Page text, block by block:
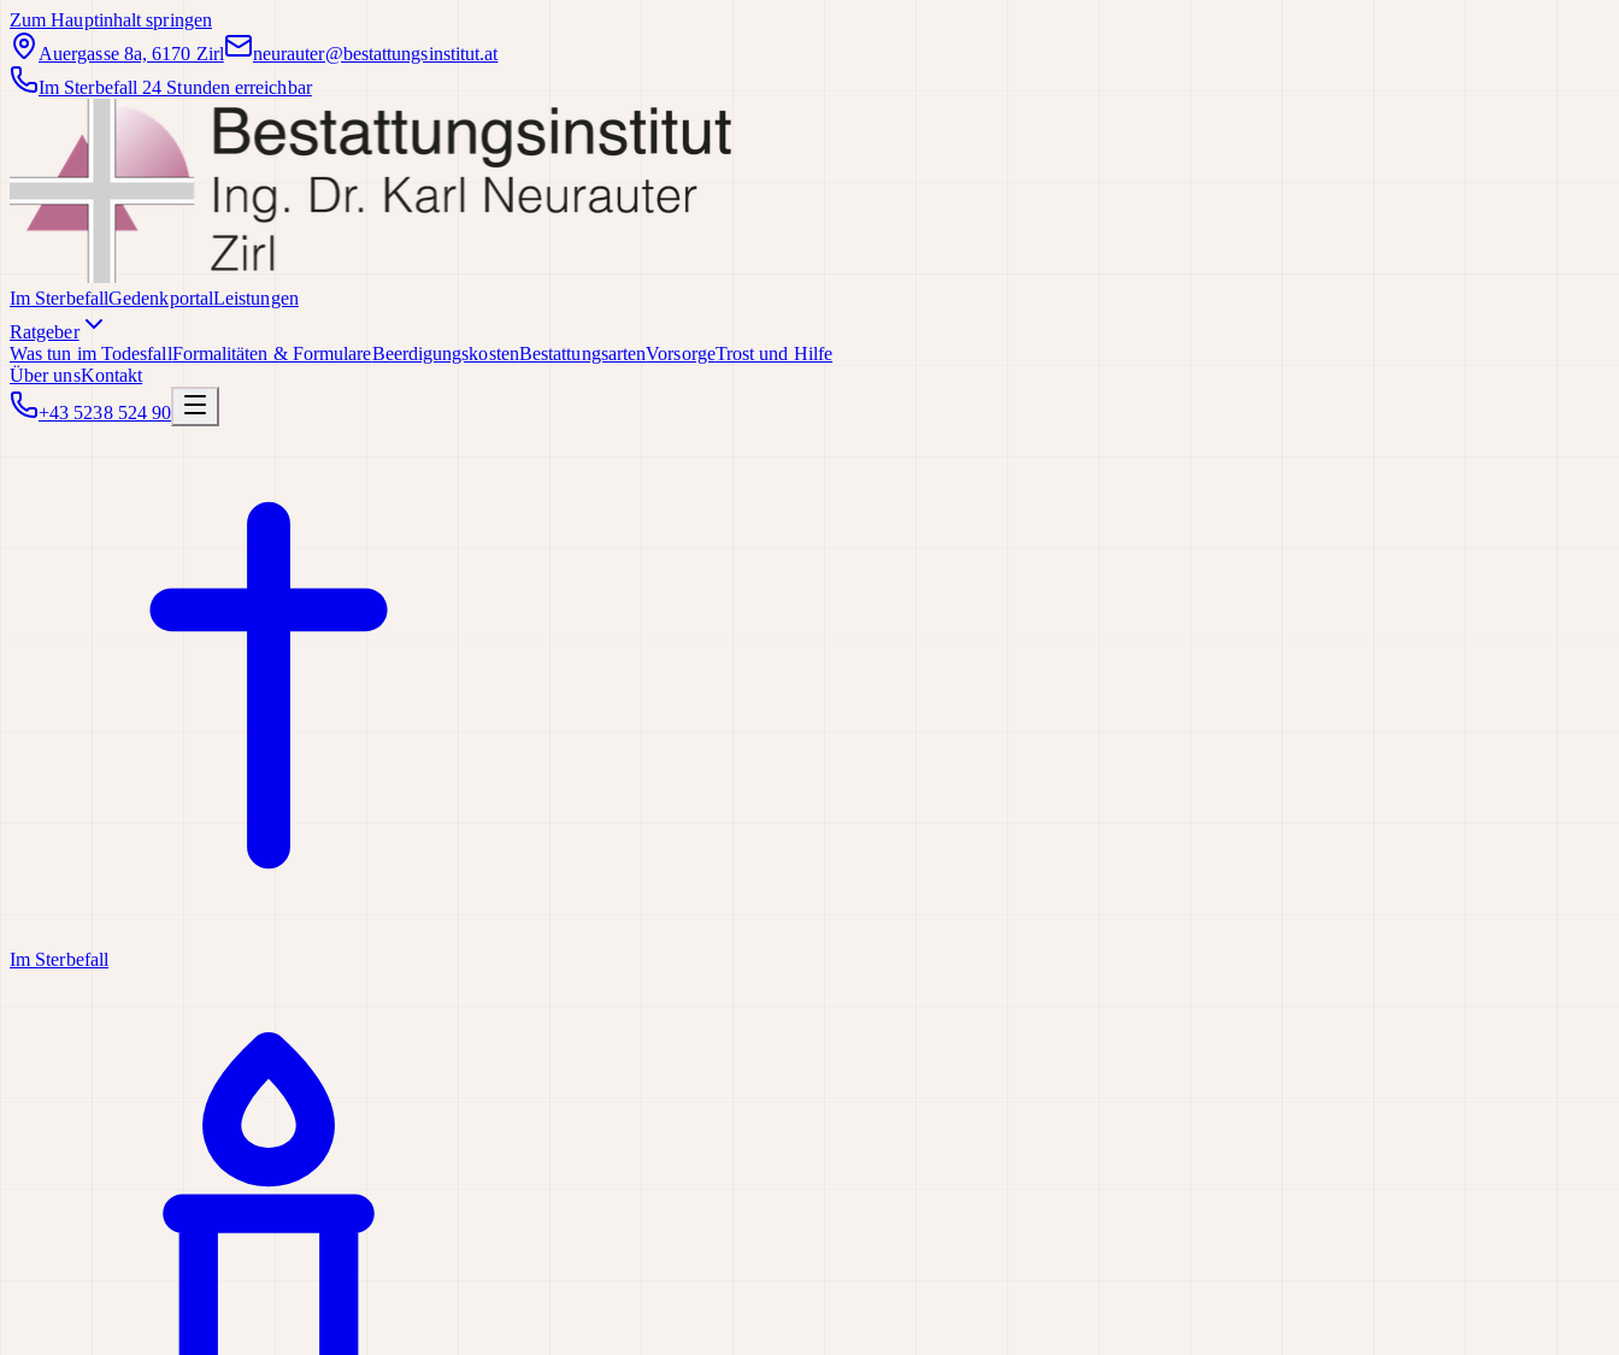
Zum Hauptinhalt springen
Auergasse 8a, 6170 Zirl
neurauter@bestattungsinstitut.at
Im Sterbefall 24 Stunden erreichbar
Im SterbefallGedenkportalLeistungen
Ratgeber
Was tun im TodesfallFormalitäten & FormulareBeerdigungskostenBestattungsartenVorsorgeTrost und Hilfe
Über unsKontakt
+43 5238 524 90
Im Sterbefall